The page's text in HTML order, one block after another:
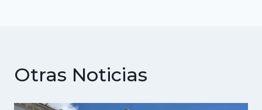
Otras Noticias